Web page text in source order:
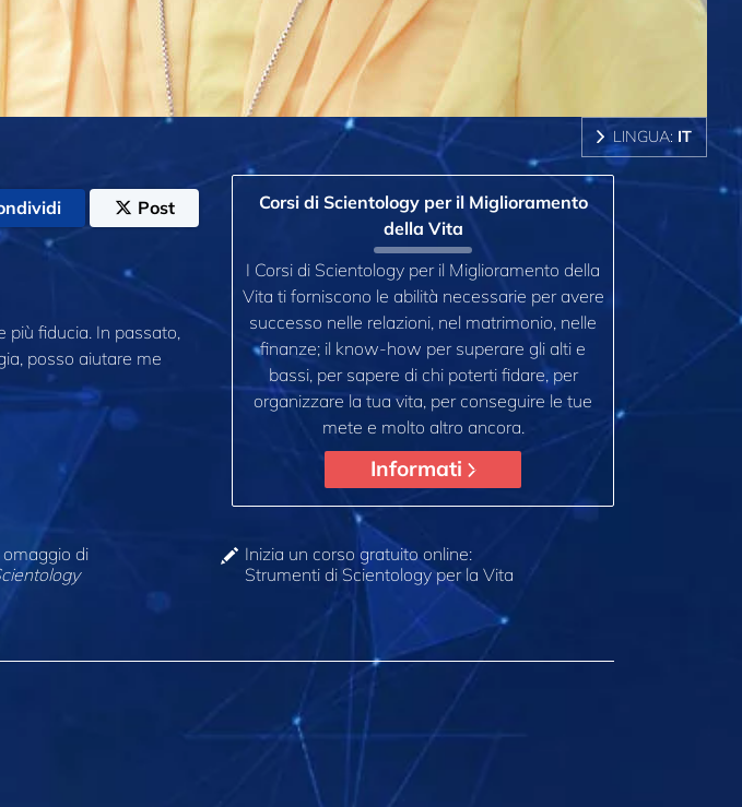
LINGUA: IT
Post
più fiducia. In passato,
posso aiutare me
Corsi di Scientology per il Miglioramento
della Vita
I Corsi di Scientology per il Miglioramento della
Vita ti forniscono le abilità necessarie per avere
successo nelle relazioni, nel matrimonio, nelle
finanze; il know-how per superare gli alti e
bassi, per sapere di chi poterti fidare, per
organizzare la tua vita, per conseguire le tue
mete e molto altro ancora.
Informati
di
Inizia un corso gratuito online:
Strumenti di Scientology per la Vita